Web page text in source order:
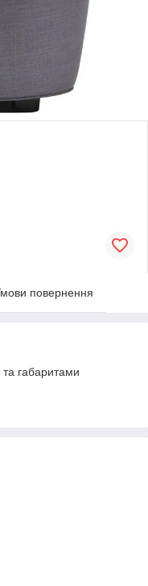
повернення
та габаритами